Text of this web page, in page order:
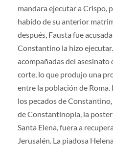
mandara ejecutar a Crispo,
habido de su anterior
después, Fausta fue
Constantino la hizo
acompañadas del asesinato
corte, lo que produjo una
entre la población de
los pecados de
de Constantinopla, la
Santa Elena, fuera a
Jerusalén. La piadosa